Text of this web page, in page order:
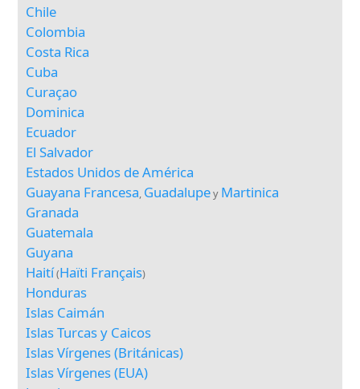
Chile
Colombia
Costa Rica
Cuba
Curaçao
Dominica
Ecuador
El Salvador
Estados Unidos de América
Guayana Francesa, Guadalupey Martinica
Granada
Guatemala
Guyana
Haití(Haïti Français)
Honduras
Islas Caimán
Islas Turcas y Caicos
Islas Vírgenes (Británicas)
Islas Vírgenes (EUA)